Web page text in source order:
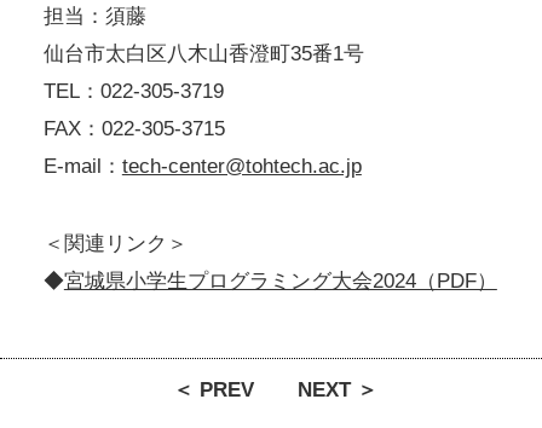
担当：須藤
仙台市太白区八木山香澄町35番1号
TEL：022-305-3719
FAX：022-305-3715
E-mail： tech-center@tohtech.ac.jp
＜関連リンク＞
◆宮城県小学生プログラミング大会2024（PDF）
＜ PREV NEXT ＞